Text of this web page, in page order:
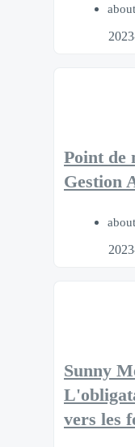
Point de
Gestion
Sunny
vers les